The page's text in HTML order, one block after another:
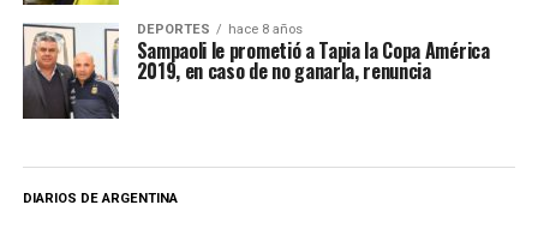
DEPORTES hace 8 años
Sampaoli le prometió a Tapia la Copa América
2019, en caso de no ganarla, renuncia
DIARIOS DE ARGENTINA